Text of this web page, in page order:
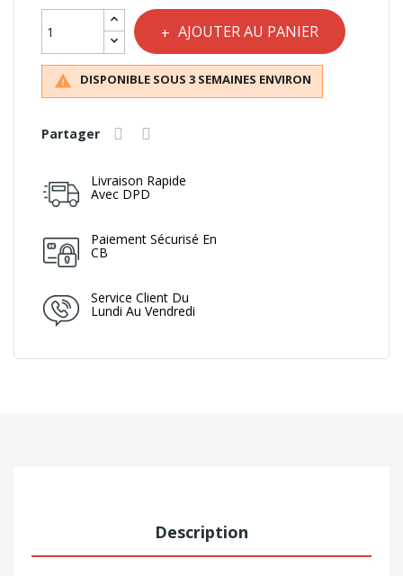
AJOUTER AU PANIER
 DISPONIBLE SOUS 3 SEMAINES ENVIRON
Partager
Livraison Rapide
Avec DPD
Paiement Sécurisé En
CB
Service Client Du
Lundi Au Vendredi
Description